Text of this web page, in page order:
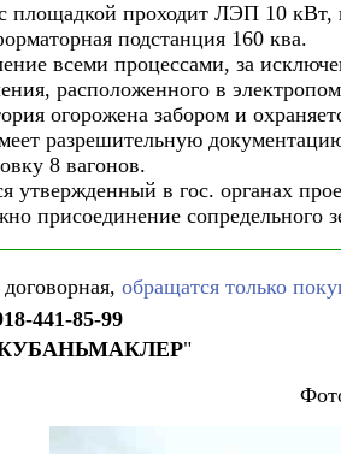
площадкой проходит ЛЭП 10 кВт,
подстанция 160 ква.
всеми процессами, за
расположенного в
огорожена забором и
разрешительную
8 вагонов.
утвержденный в гос. органах
присоединение сопредельного
договорная, обращатся только
441-85-99
"